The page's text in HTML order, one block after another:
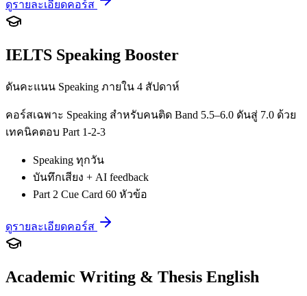
ดูรายละเอียดคอร์ส
IELTS Speaking Booster
ดันคะแนน Speaking ภายใน 4 สัปดาห์
คอร์สเฉพาะ Speaking สำหรับคนติด Band 5.5–6.0 ดันสู่ 7.0 ด้วย
เทคนิคตอบ Part 1-2-3
Speaking ทุกวัน
บันทึกเสียง + AI feedback
Part 2 Cue Card 60 หัวข้อ
ดูรายละเอียดคอร์ส
Academic Writing & Thesis English